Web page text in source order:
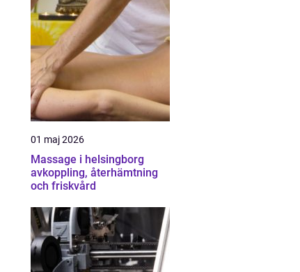
01 maj 2026
Massage i helsingborg
avkoppling, återhämtning
och friskvård